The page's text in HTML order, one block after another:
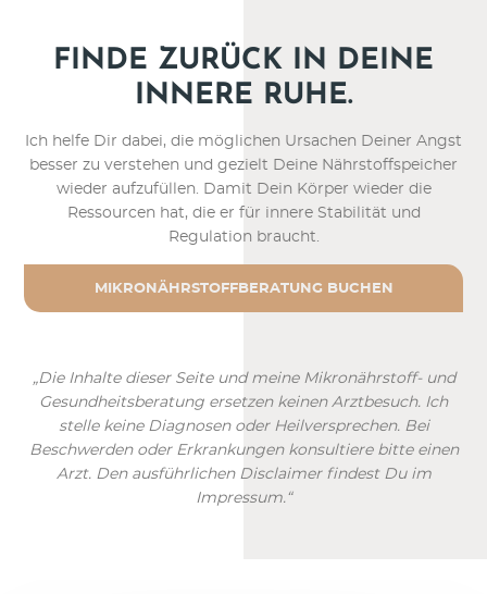
FINDE ZURÜCK IN DEINE
INNERE RUHE.
Ich helfe Dir dabei, die möglichen Ursachen Deiner Angst
besser zu verstehen und gezielt Deine Nährstoffspeicher
wieder aufzufüllen. Damit Dein Körper wieder die
Ressourcen hat, die er für innere Stabilität und
Regulation braucht.
MIKRONÄHRSTOFFBERATUNG BUCHEN
„Die Inhalte dieser Seite und meine Mikronährstoff- und
Gesundheitsberatung ersetzen keinen Arztbesuch. Ich
stelle keine Diagnosen oder Heilversprechen. Bei
Beschwerden oder Erkrankungen konsultiere bitte einen
Arzt. Den ausführlichen Disclaimer findest Du im
Impressum.“